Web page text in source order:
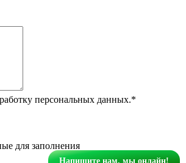
персональных данных.*
для заполнения
Напишите нам, мы онлайн!